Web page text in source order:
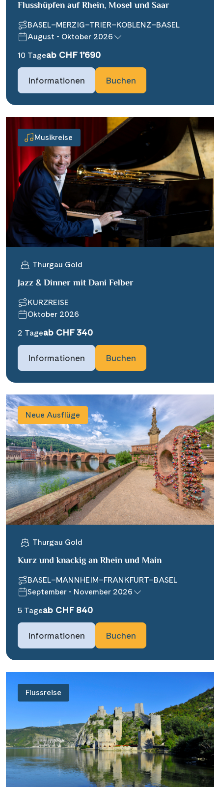
Flusshüpfen auf Rhein, Mosel und Saar
BASEL–MERZIG–TRIER–KOBLENZ–BASEL
August - Oktober 2026
10 Tageab CHF 1’690
Informationen Buchen
Musikreise
Thurgau Gold
Jazz & Dinner mit Dani Felber
KURZREISE
Oktober 2026
2 Tageab CHF 340
Informationen Buchen
Neue Ausflüge
Thurgau Gold
Kurz und knackig an Rhein und Main
BASEL–MANNHEIM–FRANKFURT–BASEL
September - November 2026
5 Tageab CHF 840
Informationen Buchen
Flussreise